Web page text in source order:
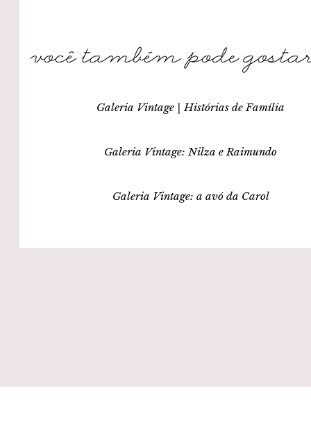
Galeria Vintage | Histórias de Família
Galeria Vintage: Nilza e Raimundo
Galeria Vintage: a avó da Carol